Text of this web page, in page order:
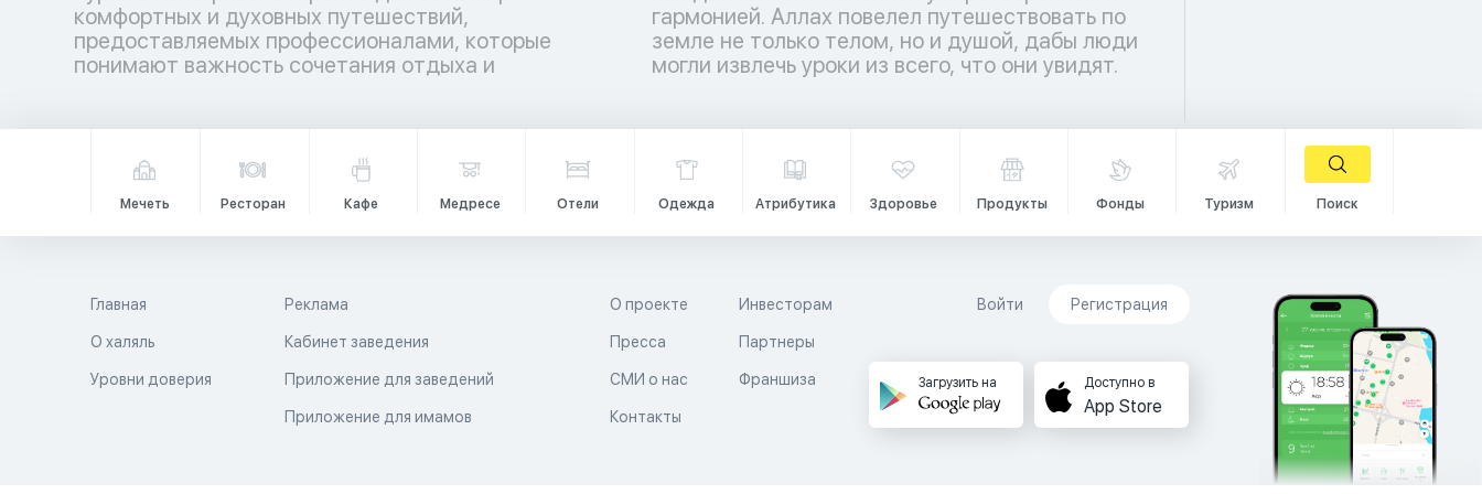
комфортных и духовных путешествий,
предоставляемых профессионалами, которые
понимают важность сочетания отдыха и
гармонией. Аллах повелел путешествовать по
земле не только телом, но и душой, дабы люди
могли извлечь уроки из всего, что они увидят.
Мечеть Ресторан Кафе Медресе Отели Одежда Атрибутика Здоровье Продукты Фонды Туризм Поиск
Главная
О халяль
Уровни доверия
Реклама
Кабинет заведения
Приложение для заведений
Приложение для имамов
О проекте
Пресса
СМИ о нас
Контакты
Инвесторам
Партнеры
Франшиза
Войти Регистрация
Загрузить на Доступно в
App Store